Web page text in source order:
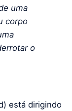
uma
corpo
o
está dirigindo